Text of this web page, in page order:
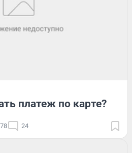
платеж по карте?
24